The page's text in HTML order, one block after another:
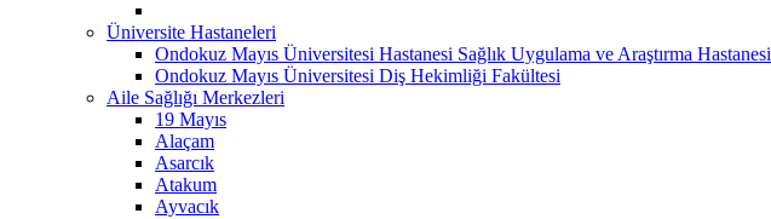
Üniversite Hastaneleri
Ondokuz Mayıs Üniversitesi Hastanesi Sağlık Uygulama ve Araştırma Hastanesi
Ondokuz Mayıs Üniversitesi Diş Hekimliği Fakültesi
Aile Sağlığı Merkezleri
19 Mayıs
Alaçam
Asarcık
Atakum
Ayvacık